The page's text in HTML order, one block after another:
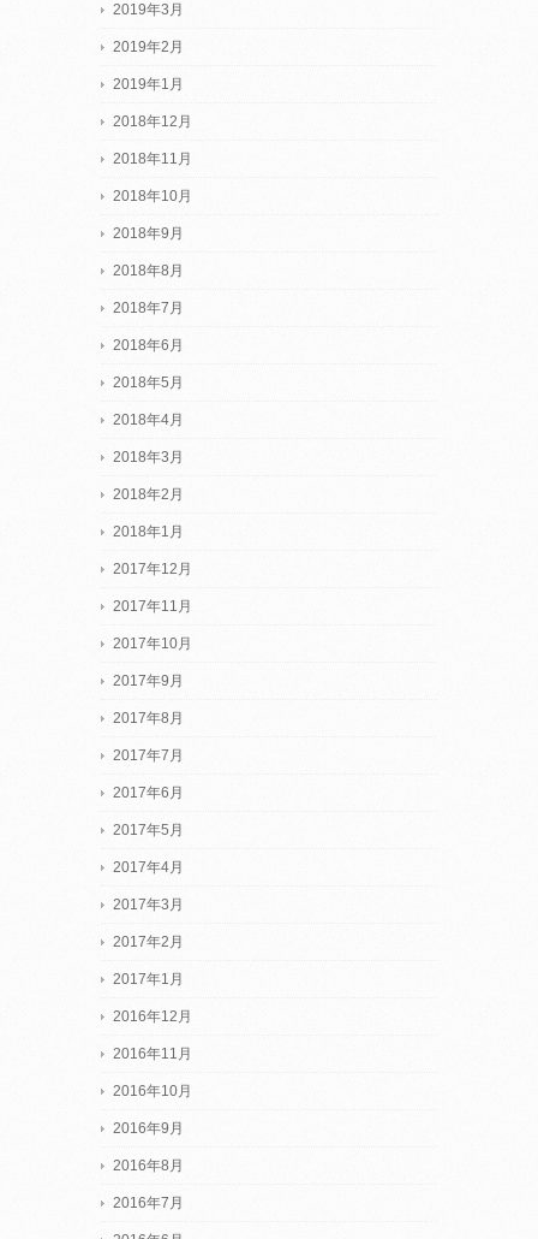
2019年3月
2019年2月
2019年1月
2018年12月
2018年11月
2018年10月
2018年9月
2018年8月
2018年7月
2018年6月
2018年5月
2018年4月
2018年3月
2018年2月
2018年1月
2017年12月
2017年11月
2017年10月
2017年9月
2017年8月
2017年7月
2017年6月
2017年5月
2017年4月
2017年3月
2017年2月
2017年1月
2016年12月
2016年11月
2016年10月
2016年9月
2016年8月
2016年7月